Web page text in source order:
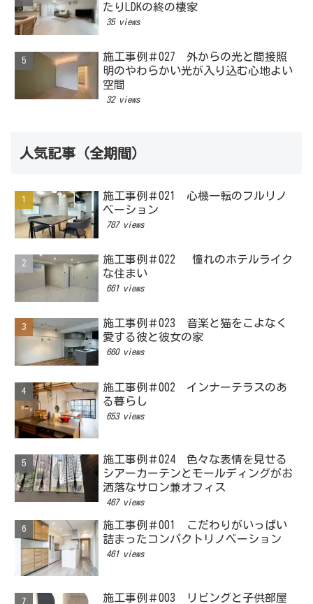
たりLDKの終の棲家
35 views
施工事例＃027 外からの光と間接照
明のやわらかい光が入り込む心地よい
空間
32 views
人気記事（全期間）
施工事例＃021 心機一転のフルリノ
ベーション
787 views
施工事例＃022 憧れのホテルライク
な住まい
661 views
施工事例＃023 音楽と猫をこよなく
愛する彼と彼女の家
660 views
施工事例＃002 インナーテラスのあ
る暮らし
653 views
施工事例＃024 色々な表情を見せる
シアーカーテンとモールディングがお
洒落なサロン兼オフィス
467 views
施工事例＃001 こだわりがいっぱい
詰まったコンパクトリノベーション
461 views
施工事例＃003 リビングと子供部屋